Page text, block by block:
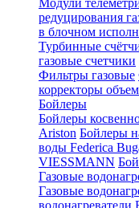
Модули
редуцирования
в блочном
Турбинные
газовые счетчики
Фильтры газовые
корректоры
Бойлеры
Бойлеры
Ariston Бойлеры
воды Federica
VIESSMANN
Газовые
Газовые
водонагреватели